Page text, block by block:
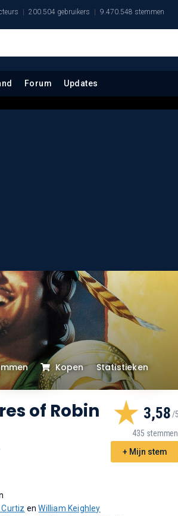
200.504 gebruikers 9.470.548 stemmen
Forum Updates
Kopen Statistieken
of Robin
3,58
435 stemmen
+ Mijn stem
Curtiz enWilliam Keighley